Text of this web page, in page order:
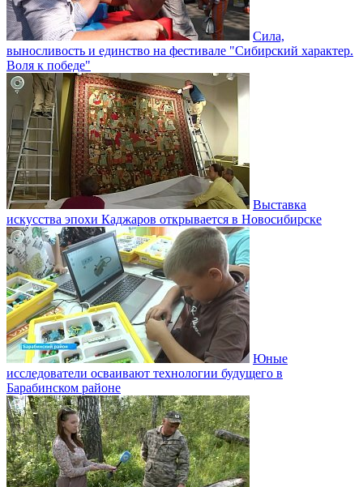
Сила,
выносливость и единство на фестивале "Сибирский характер.
Воля к победе"
Выставка
искусства эпохи Каджаров открывается в Новосибирске
Юные
исследователи осваивают технологии будущего в
Барабинском районе